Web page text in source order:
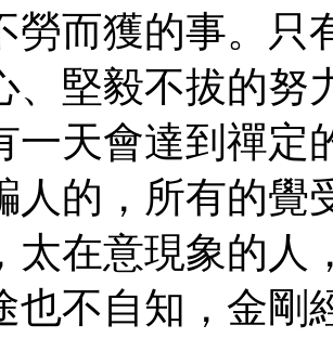
勞而獲的事。只
、堅毅不拔的努
一天會達到禪定
人的，所有的覺
太在意現象的人
也不自知，金剛